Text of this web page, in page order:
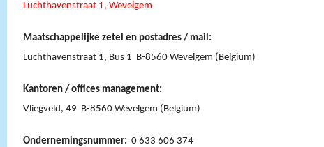
Luchthavenstraat 1, Wevelgem
Maatschappelijke zetel en postadres / mail:
Luchthavenstraat 1, Bus 1 B-8560 Wevelgem (Belgium)
Kantoren / offices management:
Vliegveld, 49 B-8560 Wevelgem (Belgium)
Ondernemingsnummer: 0 633 606 374